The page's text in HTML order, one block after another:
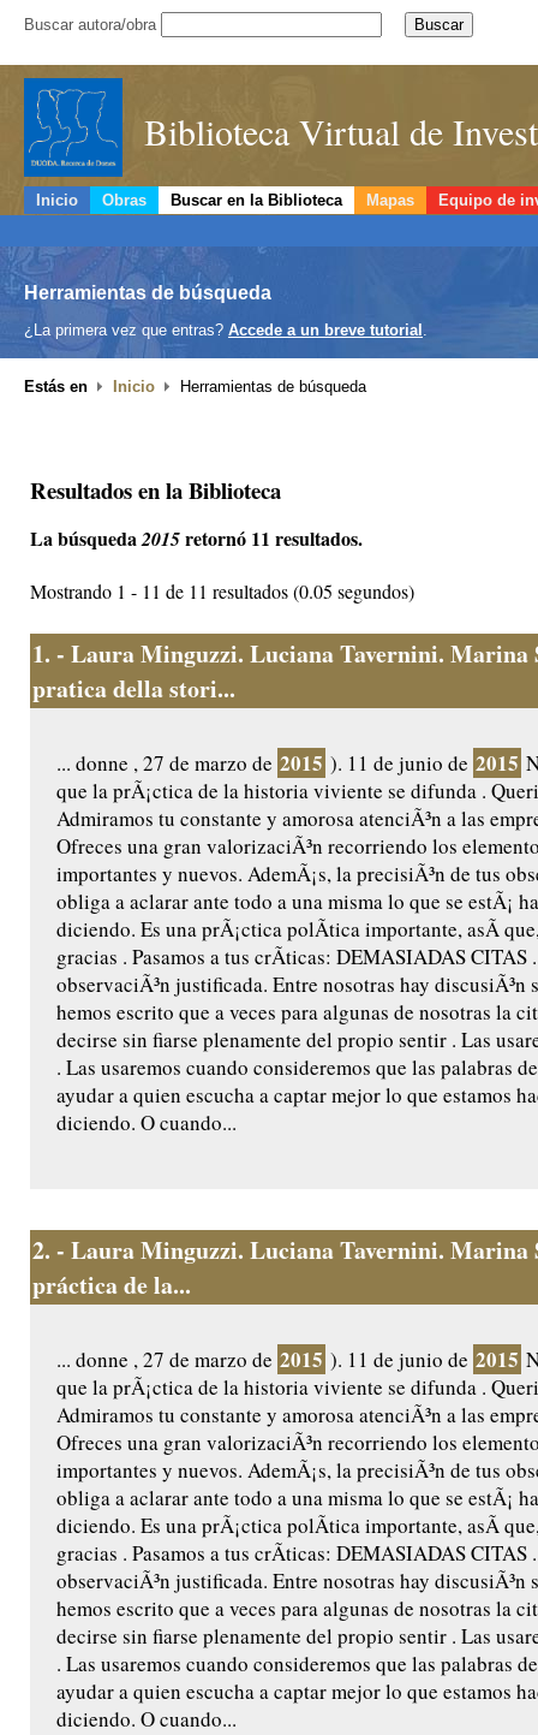
Buscar autora/obra
Biblioteca Virtual de
Inicio Obras Buscar en la Biblioteca Mapas Equipo de
Herramientas de búsqueda
¿La primera vez que entras? Accede a un breve tutorial .
Estás en Inicio Herramientas de búsqueda
Resultados en la Biblioteca
La búsqueda2015retornó 11 resultados.
Mostrando 1 - 11 de 11 resultados (0.05 segundos)
1. - Laura Minguzzi. Luciana Tavernini. Marina
pratica della stori...
... donne , 27 de marzo de 2015 ). 11 de junio de 2015
que la prÃ¡ctica de la historia viviente se difunda .
Admiramos tu constante y amorosa atenciÃ³n a las
Ofreces una gran valorizaciÃ³n recorriendo los
importantes y nuevos. AdemÃ¡s, la precisiÃ³n de tus
obliga a aclarar ante todo a una misma lo que se estÃ¡
diciendo. Es una prÃ¡ctica polÃ­tica importante, asÃ­
gracias . Pasamos a tus crÃ­ticas: DEMASIADAS CITAS
observaciÃ³n justificada. Entre nosotras hay discusiÃ³n
hemos escrito que a veces para algunas de nosotras la
decirse sin fiarse plenamente del propio sentir . Las
. Las usaremos cuando consideremos que las palabras
ayudar a quien escucha a captar mejor lo que estamos
diciendo. O cuando...
2. - Laura Minguzzi. Luciana Tavernini. Marina
práctica de la...
... donne , 27 de marzo de 2015 ). 11 de junio de 2015
que la prÃ¡ctica de la historia viviente se difunda .
Admiramos tu constante y amorosa atenciÃ³n a las
Ofreces una gran valorizaciÃ³n recorriendo los
importantes y nuevos. AdemÃ¡s, la precisiÃ³n de tus
obliga a aclarar ante todo a una misma lo que se estÃ¡
diciendo. Es una prÃ¡ctica polÃ­tica importante, asÃ­
gracias . Pasamos a tus crÃ­ticas: DEMASIADAS CITAS
observaciÃ³n justificada. Entre nosotras hay discusiÃ³n
hemos escrito que a veces para algunas de nosotras la
decirse sin fiarse plenamente del propio sentir . Las
. Las usaremos cuando consideremos que las palabras
ayudar a quien escucha a captar mejor lo que estamos
diciendo. O cuando...